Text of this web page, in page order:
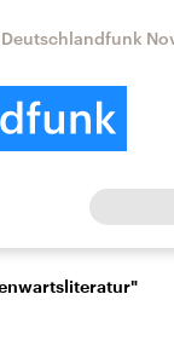
Deutschlandfunk